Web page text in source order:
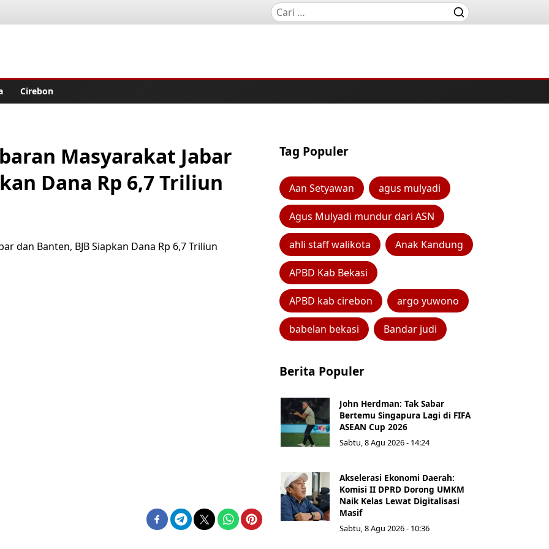
Cirebon
Masyarakat Jabar
Dana Rp 6,7 Triliun
Tag Populer
Aan Setyawan agus mulyadi
Agus Mulyadi mundur dari ASN
ahli staff walikota Anak Kandung
APBD Kab Bekasi
APBD kab cirebon argo yuwono
babelan bekasi Bandar judi
Berita Populer
John Herdman: Tak Sabar
Bertemu Singapura Lagi di FIFA
ASEAN Cup 2026
Sabtu, 8 Agu 2026 - 14:24
Akselerasi Ekonomi Daerah:
Komisi II DPRD Dorong UMKM
Naik Kelas Lewat Digitalisasi
Masif
Sabtu, 8 Agu 2026 - 10:36